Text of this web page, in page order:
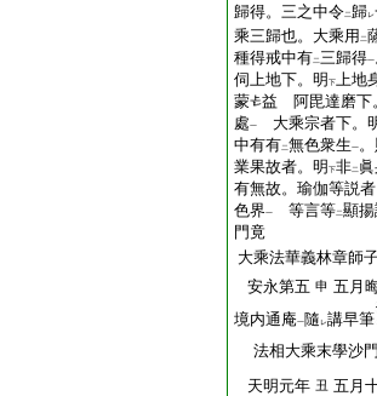
歸得。三之中令二歸レ
乘三歸也。大乘用 二
種得戒中有二三歸得一
伺上地下。明 下上地
蒙
益 阿毘達磨下
處一
大乘宗者下。
中有有二無色衆生一
業果故者。明 下非二
有無故。瑜伽等説
色界一 等言等二顯
門竟
大乘法華義林章師
安永第五 申 五月
境内通庵一隨 レ講早筆
法相大乘末學沙
天明元年 丑 五月